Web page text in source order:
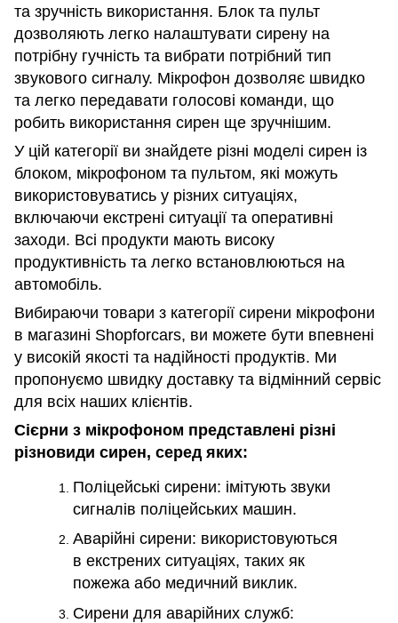
та зручність використання. Блок та пульт
дозволяють легко налаштувати сирену на
потрібну гучність та вибрати потрібний тип
звукового сигналу. Мікрофон дозволяє швидко
та легко передавати голосові команди, що
робить використання сирен ще зручнішим.
У цій категорії ви знайдете різні моделі сирен із
блоком, мікрофоном та пультом, які можуть
використовуватись у різних ситуаціях,
включаючи екстрені ситуації та оперативні
заходи. Всі продукти мають високу
продуктивність та легко встановлюються на
автомобіль.
Вибираючи товари з категорії сирени мікрофони
в магазині Shopforcars, ви можете бути впевнені
у високій якості та надійності продуктів. Ми
пропонуємо швидку доставку та відмінний сервіс
для всіх наших клієнтів.
Сієрни з мікрофоном представлені різні
різновиди сирен, серед яких:
Поліцейські сирени: імітують звуки
сигналів поліцейських машин.
Аварійні сирени: використовуються
в екстрених ситуаціях, таких як
пожежа або медичний виклик.
Сирени для аварійних служб: